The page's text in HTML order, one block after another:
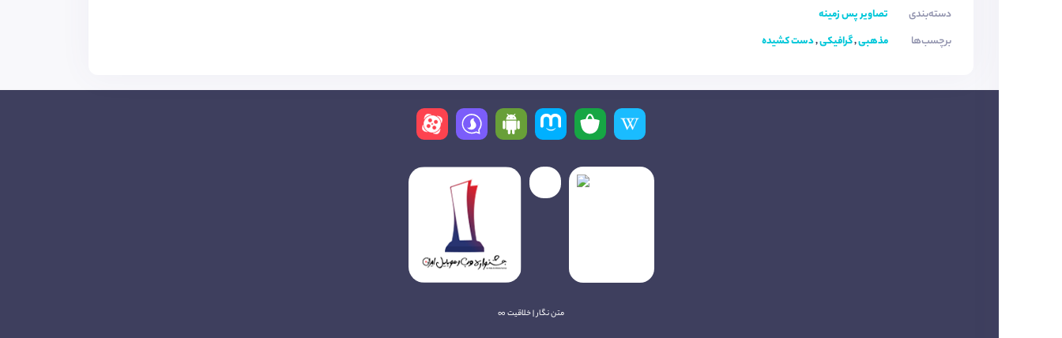
دسته‌بندی
تصاویر پس زمینه
برچسب‌ها
مذهبی,گرافیکی,دست کشیده
متن نگار | خلاقیت ∞